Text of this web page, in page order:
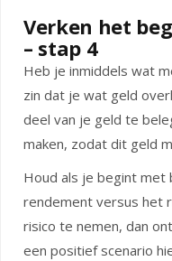
Verken het
– stap 4
Heb je inmiddels wat
zin dat je wat geld
deel van je geld te
maken, zodat dit geld
Houd als je begint met
rendement versus het
risico te nemen, dan
een positief scenario